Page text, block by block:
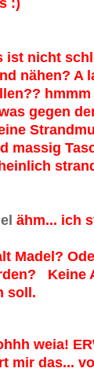
:)
ist nicht
nähen? A
gegen
massig
ähm... ich
Madel?
Keine
soll.
weia!
mir das...